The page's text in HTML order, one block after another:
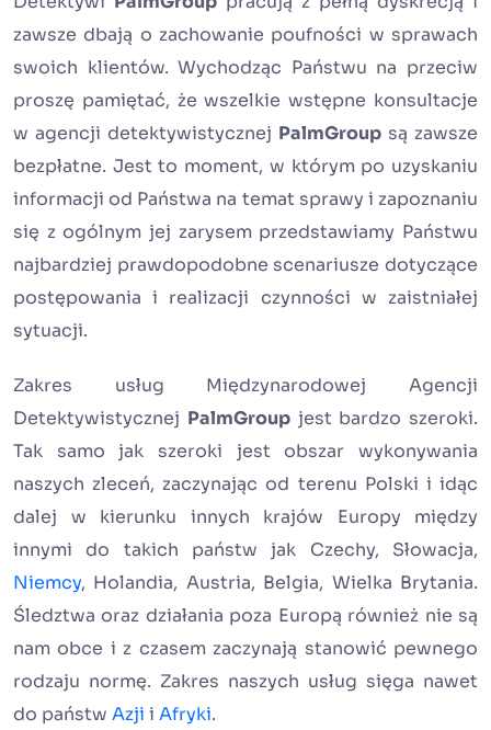
zawsze dbają o zachowanie poufności w sprawach
swoich klientów. Wychodząc Państwu na przeciw
proszę pamiętać, że wszelkie wstępne konsultacje
w agencji detektywistycznej PalmGroup są zawsze
bezpłatne. Jest to moment, w którym po uzyskaniu
informacji od Państwa na temat sprawy i zapoznaniu
się z ogólnym jej zarysem przedstawiamy Państwu
najbardziej prawdopodobne scenariusze dotyczące
postępowania i realizacji czynności w zaistniałej
sytuacji.
Zakres usług Międzynarodowej Agencji
Detektywistycznej PalmGroupjest bardzo szeroki.
Tak samo jak szeroki jest obszar wykonywania
naszych zleceń, zaczynając od terenu Polski i idąc
dalej w kierunku innych krajów Europy między
innymi do takich państw jak Czechy, Słowacja,
Niemcy, Holandia, Austria, Belgia, Wielka Brytania.
Śledztwa oraz działania poza Europą również nie są
nam obce i z czasem zaczynają stanowić pewnego
rodzaju normę. Zakres naszych usług sięga nawet
do państw Azji i Afryki.